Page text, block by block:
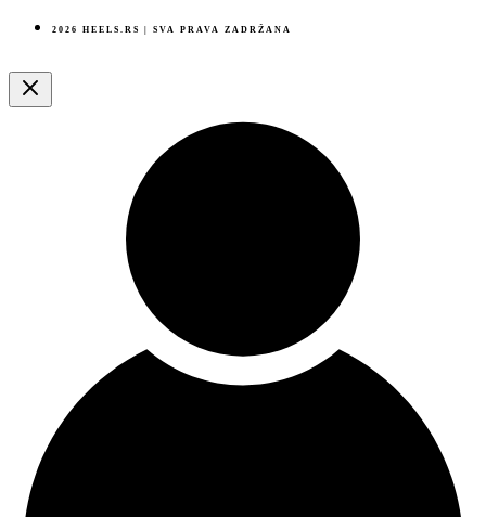
2026 HEELS.RS | SVA PRAVA ZADRŽANA